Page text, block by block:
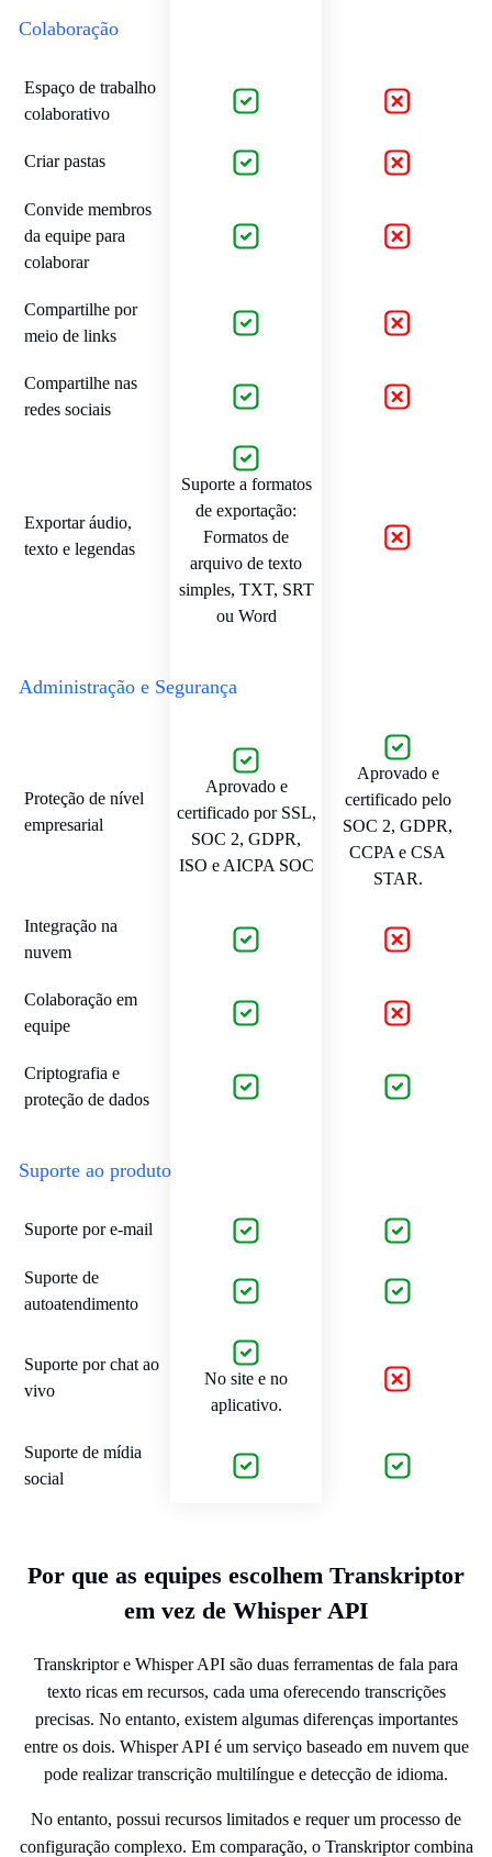
Colaboração
Espaço de trabalho
colaborativo
Criar pastas
Convide membros
da equipe para
colaborar
Compartilhe por
meio de links
Compartilhe nas
redes sociais
Exportar áudio,
texto e legendas
Suporte a formatos
de exportação:
Formatos de
arquivo de texto
simples, TXT, SRT
ou Word
Administração e Segurança
Proteção de nível
empresarial
Aprovado e
certificado por SSL,
SOC 2, GDPR,
ISO e AICPA SOC
Aprovado e
certificado pelo
SOC 2, GDPR,
CCPA e CSA
STAR.
Integração na
nuvem
Colaboração em
equipe
Criptografia e
proteção de dados
Suporte ao produto
Suporte por e-mail
Suporte de
autoatendimento
Suporte por chat ao
vivo
No site e no
aplicativo.
Suporte de mídia
social
Por que as equipes escolhem Transkriptor
em vez de Whisper API
Transkriptor e Whisper API são duas ferramentas de fala para
texto ricas em recursos, cada uma oferecendo transcrições
precisas. No entanto, existem algumas diferenças importantes
entre os dois. Whisper API é um serviço baseado em nuvem que
pode realizar transcrição multilíngue e detecção de idioma.
No entanto, possui recursos limitados e requer um processo de
configuração complexo. Em comparação, o Transkriptor combina